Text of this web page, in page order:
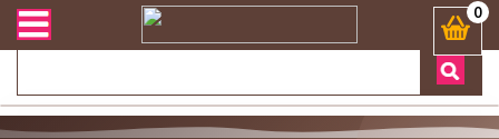
কল করুনঃ ( Whatsapp ) 8801972277444 Bangladesh's Most0